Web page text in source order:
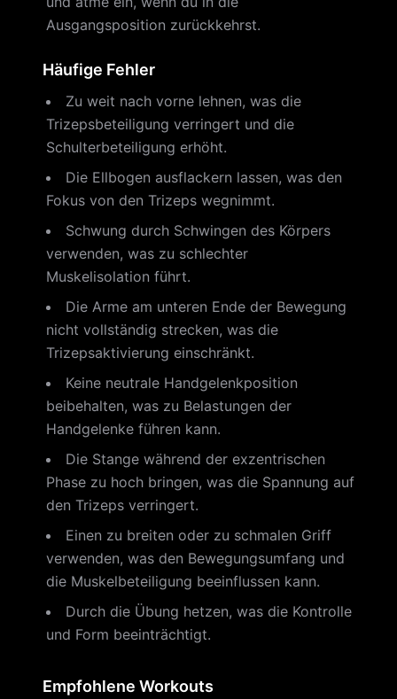
Ausgangsposition zurückkehrst.
Häufige Fehler
Zu weit nach vorne lehnen, was die
Trizepsbeteiligung verringert und die
Schulterbeteiligung erhöht.
Die Ellbogen ausflackern lassen, was den
Fokus von den Trizeps wegnimmt.
Schwung durch Schwingen des Körpers
verwenden, was zu schlechter
Muskelisolation führt.
Die Arme am unteren Ende der Bewegung
nicht vollständig strecken, was die
Trizepsaktivierung einschränkt.
Keine neutrale Handgelenkposition
beibehalten, was zu Belastungen der
Handgelenke führen kann.
Die Stange während der exzentrischen
Phase zu hoch bringen, was die Spannung auf
den Trizeps verringert.
Einen zu breiten oder zu schmalen Griff
verwenden, was den Bewegungsumfang und
die Muskelbeteiligung beeinflussen kann.
Durch die Übung hetzen, was die Kontrolle
und Form beeinträchtigt.
Empfohlene Workouts